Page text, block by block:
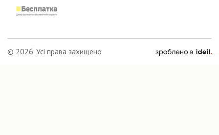
© 2026. Усі права захищено
зроблено